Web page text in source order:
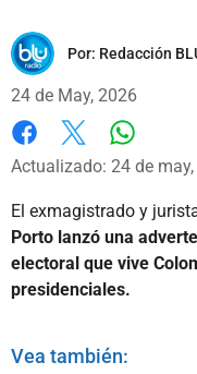
Por: Redacción
24 de May, 2026
Facebook
X
Actualizado: 24 de
El exmagistrado y
Porto lanzó una
electoral que vive
presidenciales.
Vea también: